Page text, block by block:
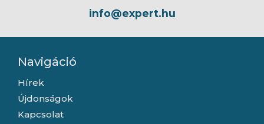
info@expert.hu
Navigáció
Hírek
Újdonságok
Kapcsolat